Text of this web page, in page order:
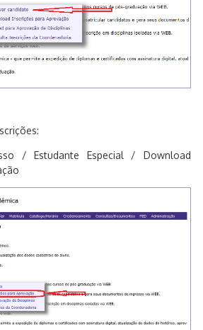
/ Estudante Especial / Download